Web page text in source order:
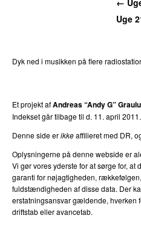
Uge
Dyk ned i musikken på flere
Et projekt afAndreas “Andy G”
Indekset går tilbage til d. 11. april 2011.
Denne side erikkeaffilieret med DR,
Oplysningerne på denne webside er
Vi gør vores yderste for at sørge for, at
garanti for nøjagtigheden,
fuldstændigheden af disse data. Der
erstatningsansvar gældende, hverken
driftstab eller avancetab.